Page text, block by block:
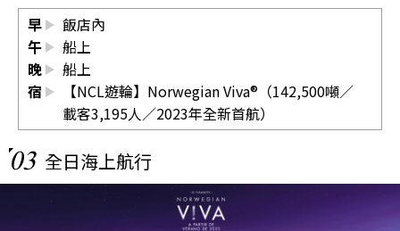
早
飯店內
午
船上
晚
船上
宿
【NCL遊輪】Norwegian Viva®（142,500噸／
載客3,195人／2023年全新首航）
03 全日海上航行